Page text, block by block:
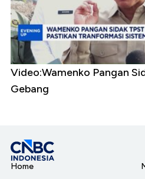
Video:Wamenko Pangan
Gebang
Home